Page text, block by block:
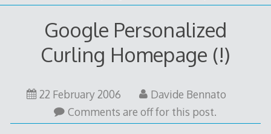
Google Personalized
Curling Homepage (!)
22 February 200622
February
Davide Bennato
Comments are off for this post.